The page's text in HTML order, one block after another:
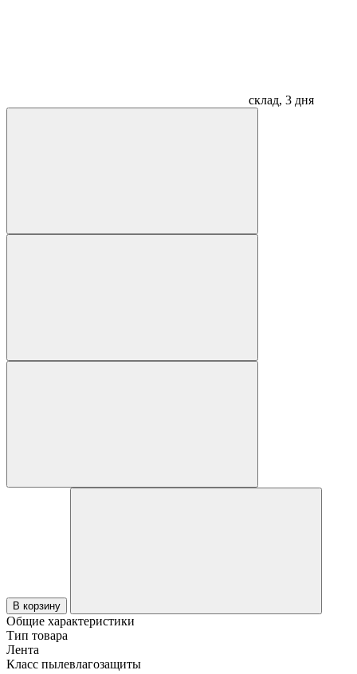
склад, 3 дня
В корзину
Общие характеристики
Тип товара
Лента
Класс пылевлагозащиты